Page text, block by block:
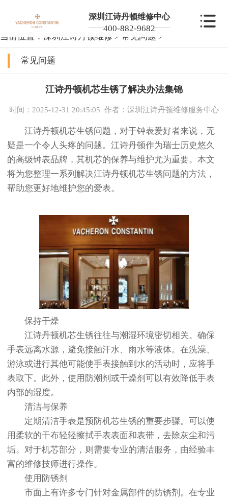
深圳江诗丹顿维修中心
400-882-9682
当前位置： 深圳江诗丹顿维修 > 常见问题 >
常见问题
江诗丹顿机芯生锈了解决办法集锦
时间：2025-12-31 20:45:05 作者：深圳江诗丹顿维修服务中心
江诗丹顿机芯生锈问题，对于钟表爱好者来说，无
疑是一个令人头疼的问题。江诗丹顿作为瑞士历史悠久
的高级钟表品牌，其机芯的保养与维护尤为重要。本文
将为您整理一系列解决江诗丹顿机芯生锈问题的方法，
帮助您更好地维护您的爱表。
保持干燥
江诗丹顿机芯生锈往往与潮湿环境密切相关。确保
手表远离水源，避免接触汗水、雨水等液体。在洗澡、
游泳或进行其他可能使手表接触到水的活动时，应将手
表取下。此外，使用防潮剂或干燥剂可以有效降低手表
内部的湿度。
清洁与保养
定期清洁手表是预防机芯生锈的重要步骤。可以使
用柔软的干布轻轻擦拭手表表面和表带，去除灰尘和污
垢。对于机芯部分，则需要专业的清洁服务，由经验丰
富的维修技师进行操作。
使用防锈剂
市面上有许多专门针对金属部件的防锈剂。在专业